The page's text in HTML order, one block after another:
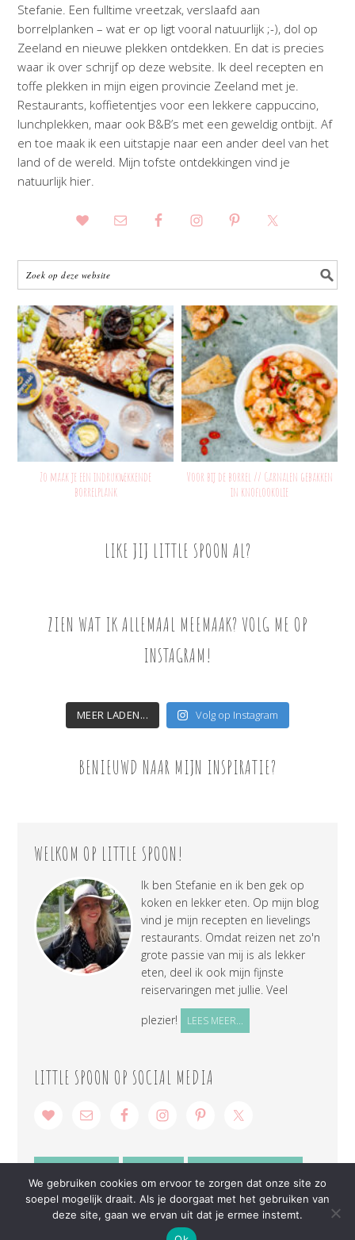
Stefanie. Een fulltime vreetzak, verslaafd aan
borrelplanken – wat er op ligt vooral natuurlijk ;-), dol op
Zeeland en nieuwe plekken ontdekken. En dat is precies
waar ik over schrijf op deze website. Ik deel recepten en
toffe plekken in mijn eigen provincie Zeeland met je.
Restaurants, koffietentjes voor een lekkere cappuccino,
lunchplekken, maar ook B&B’s met een geweldig ontbijt. Af
en toe maak ik een uitstapje naar een ander deel van het
land of de wereld. Mijn tofste ontdekkingen vind je
natuurlijk hier.
Zo maak je een indrukwekkende
borrelplank
Voor bij de borrel // Garnalen gebakken
in knoflookolie
LIKE JIJ LITTLE SPOON AL?
ZIEN WAT IK ALLEMAAL MEEMAAK? VOLG ME OP
INSTAGRAM!
MEER LADEN... Volg op Instagram
BENIEUWD NAAR MIJN INSPIRATIE?
WELKOM OP LITTLE SPOON!
Ik ben Stefanie en ik ben gek op
koken en lekker eten. Op mijn blog
vind je mijn recepten en lievelings
restaurants. Omdat reizen net zo'n
grote passie van mij is als lekker
eten, deel ik ook mijn fijnste
reiservaringen met jullie. Veel
plezier!
LEES MEER...
LITTLE SPOON OP SOCIAL MEDIA
We gebruiken cookies om ervoor te zorgen dat onze site zo
soepel mogelijk draait. Als je doorgaat met het gebruiken van
deze site, gaan we ervan uit dat je ermee instemt.